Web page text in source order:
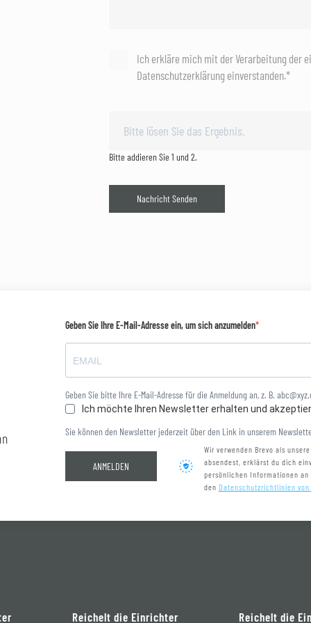
Ich erkläre mich mit der Verarbeitung der
Datenschutzerklärung einverstanden.*
Bitte addieren Sie 1 und 2.
Nachricht Senden
Geben Sie Ihre E-Mail-Adresse ein, um sich anzumelden
Geben Sie bitte Ihre E-Mail-Adresse für die Anmeldung an, z. B.
Ich möchte Ihren Newsletter erhalten und
Sie können den Newsletter jederzeit über den Link in unserem
ANMELDEN
Wir verwenden Brevo als
absendest, erklärst du dich
persönlichen Informationen an
den Datenschutzrichtlinien von
Reichelt die Einrichter Reichelt die